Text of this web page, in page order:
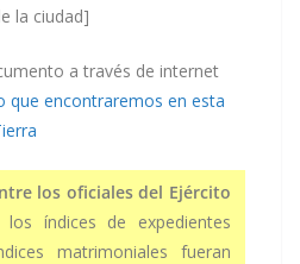
la ciudad]
a través de internet
que encontraremos en esta
los oficiales del Ejército
los índices de expedientes
matrimoniales fueran